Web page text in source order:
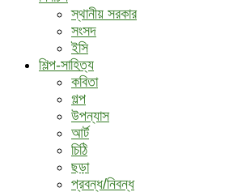
স্থানীয় সরকার
সংসদ
ইসি
শিল্প-সাহিত্য
কবিতা
গল্প
উপন্যাস
আর্ট
চিঠি
ছড়া
প্রবন্ধ/নিবন্ধ